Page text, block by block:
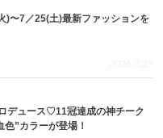
)〜7／25(土)最新ファッションを
2026.7.29
デュース♡11冠達成の神チーク
”カラーが登場！